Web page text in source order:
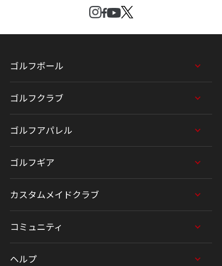
ゴルフボール
ゴルフクラブ
ゴルフアパレル
ゴルフギア
カスタムメイドクラブ
コミュニティ
ヘルプ